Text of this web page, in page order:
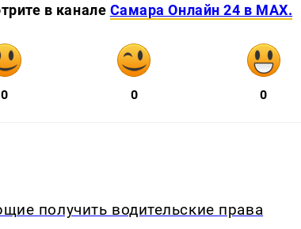
в канале Самара Онлайн 24 в MAX.
0 0 0
получить водительские права